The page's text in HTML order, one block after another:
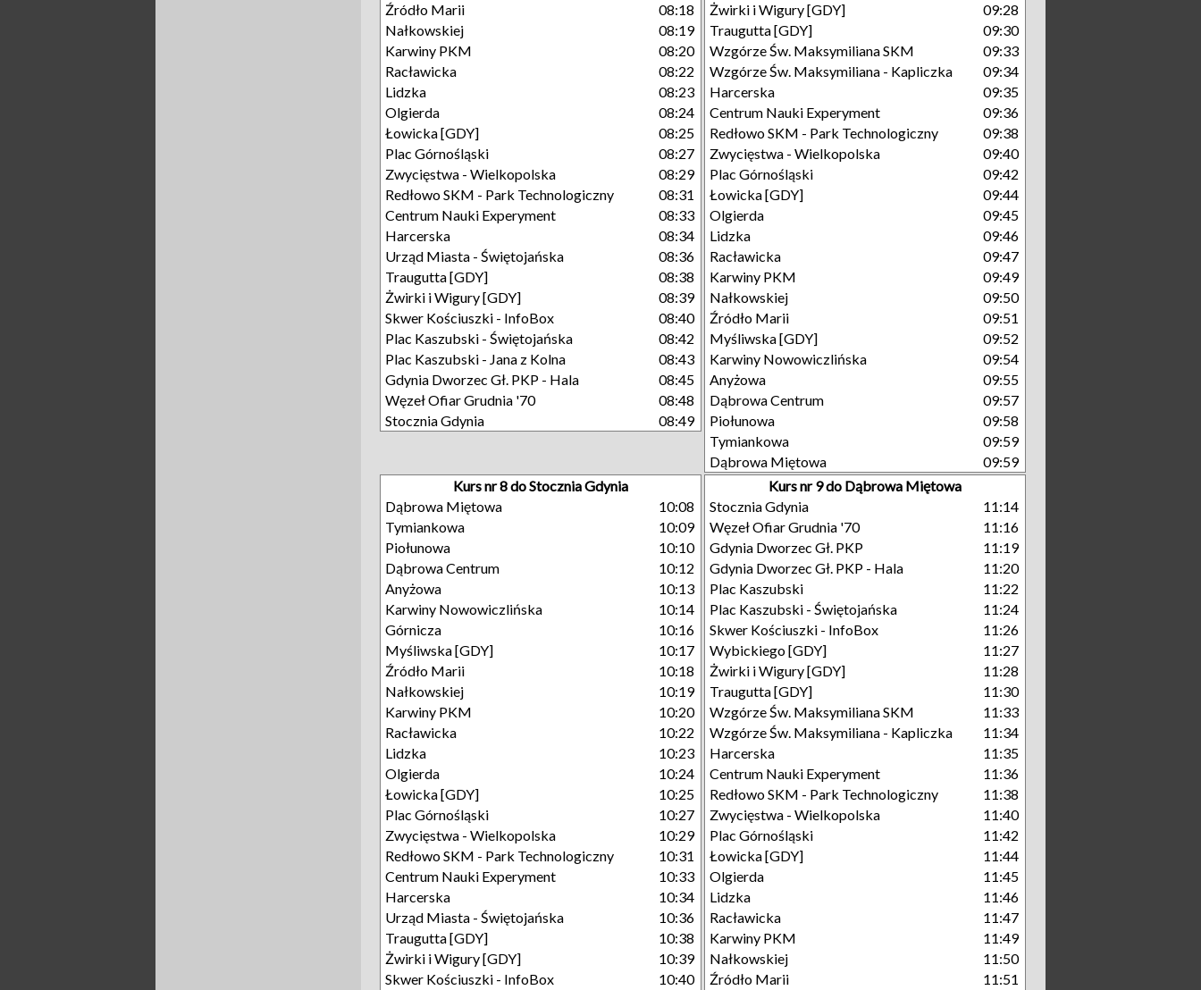
Źródło Marii
08:18
Nałkowskiej
08:19
Karwiny PKM
08:20
Racławicka
08:22
Lidzka
08:23
Olgierda
08:24
Łowicka [GDY]
08:25
Plac Górnośląski
08:27
Zwycięstwa - Wielkopolska
08:29
Redłowo SKM - Park Technologiczny
08:31
Centrum Nauki Experyment
08:33
Harcerska
08:34
Urząd Miasta - Świętojańska
08:36
Traugutta [GDY]
08:38
Żwirki i Wigury [GDY]
08:39
Skwer Kościuszki - InfoBox
08:40
Plac Kaszubski - Świętojańska
08:42
Plac Kaszubski - Jana z Kolna
08:43
Gdynia Dworzec Gł. PKP - Hala
08:45
Węzeł Ofiar Grudnia '70
08:48
Stocznia Gdynia
08:49
Żwirki i Wigury [GDY]
09:28
Traugutta [GDY]
09:30
Wzgórze Św. Maksymiliana SKM
09:33
Wzgórze Św. Maksymiliana - Kapliczka
09:34
Harcerska
09:35
Centrum Nauki Experyment
09:36
Redłowo SKM - Park Technologiczny
09:38
Zwycięstwa - Wielkopolska
09:40
Plac Górnośląski
09:42
Łowicka [GDY]
09:44
Olgierda
09:45
Lidzka
09:46
Racławicka
09:47
Karwiny PKM
09:49
Nałkowskiej
09:50
Źródło Marii
09:51
Myśliwska [GDY]
09:52
Karwiny Nowowiczlińska
09:54
Anyżowa
09:55
Dąbrowa Centrum
09:57
Piołunowa
09:58
Tymiankowa
09:59
Dąbrowa Miętowa
09:59
Kurs nr 8 do Stocznia Gdynia
Dąbrowa Miętowa
10:08
Tymiankowa
10:09
Piołunowa
10:10
Dąbrowa Centrum
10:12
Anyżowa
10:13
Karwiny Nowowiczlińska
10:14
Górnicza
10:16
Myśliwska [GDY]
10:17
Źródło Marii
10:18
Nałkowskiej
10:19
Karwiny PKM
10:20
Racławicka
10:22
Lidzka
10:23
Olgierda
10:24
Łowicka [GDY]
10:25
Plac Górnośląski
10:27
Zwycięstwa - Wielkopolska
10:29
Redłowo SKM - Park Technologiczny
10:31
Centrum Nauki Experyment
10:33
Harcerska
10:34
Urząd Miasta - Świętojańska
10:36
Traugutta [GDY]
10:38
Żwirki i Wigury [GDY]
10:39
Skwer Kościuszki - InfoBox
10:40
Kurs nr 9 do Dąbrowa Miętowa
Stocznia Gdynia
11:14
Węzeł Ofiar Grudnia '70
11:16
Gdynia Dworzec Gł. PKP
11:19
Gdynia Dworzec Gł. PKP - Hala
11:20
Plac Kaszubski
11:22
Plac Kaszubski - Świętojańska
11:24
Skwer Kościuszki - InfoBox
11:26
Wybickiego [GDY]
11:27
Żwirki i Wigury [GDY]
11:28
Traugutta [GDY]
11:30
Wzgórze Św. Maksymiliana SKM
11:33
Wzgórze Św. Maksymiliana - Kapliczka
11:34
Harcerska
11:35
Centrum Nauki Experyment
11:36
Redłowo SKM - Park Technologiczny
11:38
Zwycięstwa - Wielkopolska
11:40
Plac Górnośląski
11:42
Łowicka [GDY]
11:44
Olgierda
11:45
Lidzka
11:46
Racławicka
11:47
Karwiny PKM
11:49
Nałkowskiej
11:50
Źródło Marii
11:51